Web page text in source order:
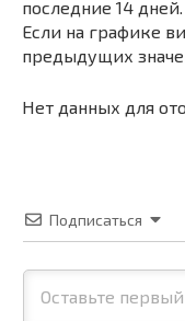
последние 14 дней.
Если на графике
предыдущих
Нет данных для
Подписаться